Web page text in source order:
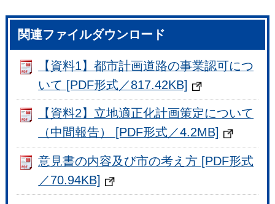
関連ファイルダウンロード
【資料1】都市計画道路の事業認可につ
いて [PDF形式／817.42KB]
【資料2】立地適正化計画策定について
（中間報告） [PDF形式／4.2MB]
意見書の内容及び市の考え方 [PDF形式
／70.94KB]